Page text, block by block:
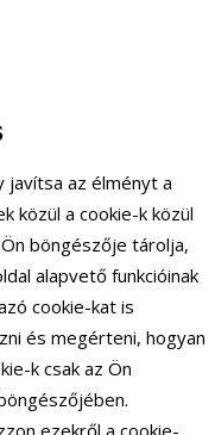
javítsa az élményt a
közül a cookie-k közül
böngészője tárolja,
alapvető funkcióinak
cookie-kat is
és megérteni, hogyan
k csak az Ön